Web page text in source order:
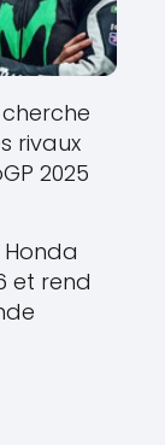
rivaux
2025
et rend